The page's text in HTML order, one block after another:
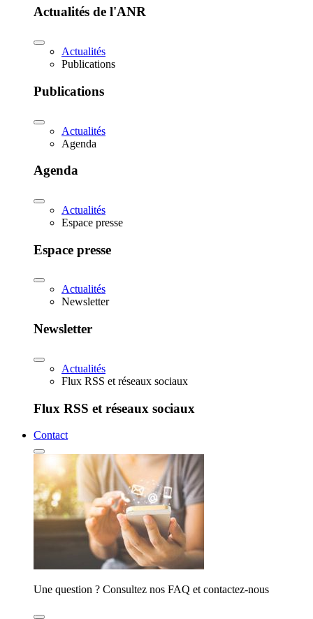
Actualités de l'ANR
Actualités
Publications
Publications
Actualités
Agenda
Agenda
Actualités
Espace presse
Espace presse
Actualités
Newsletter
Newsletter
Actualités
Flux RSS et réseaux sociaux
Flux RSS et réseaux sociaux
Contact
Une question ? Consultez nos FAQ et contactez-nous